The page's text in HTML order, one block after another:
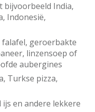
bijvoorbeeld India,
Indonesië,
geroerbakte
linzensoep of
aubergines
Turkse pizza,
en andere lekkere